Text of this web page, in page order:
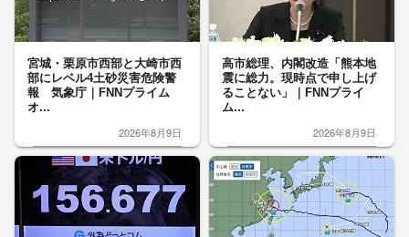
宮城・栗原市西部と大崎市西
部にレベル4土砂災害危険警
報 気象庁｜FNNプライム
オ...
2026年8月9日
高市総理、内閣改造「熊本地
震に総力。現時点で申し上げ
ることない」｜FNNプライ
ム...
2026年8月9日